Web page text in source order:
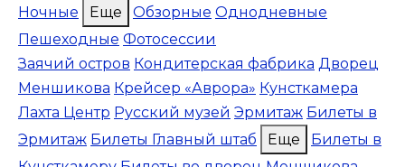
Ночные
Еще Обзорные Однодневные
Пешеходные Фотосессии
Заячий остров Кондитерская фабрика Дворец
Меншикова Крейсер «Аврора» Кунсткамера
Лахта Центр Русский музей Эрмитаж Билеты в
Эрмитаж Билеты Главный штаб Еще
Билеты в